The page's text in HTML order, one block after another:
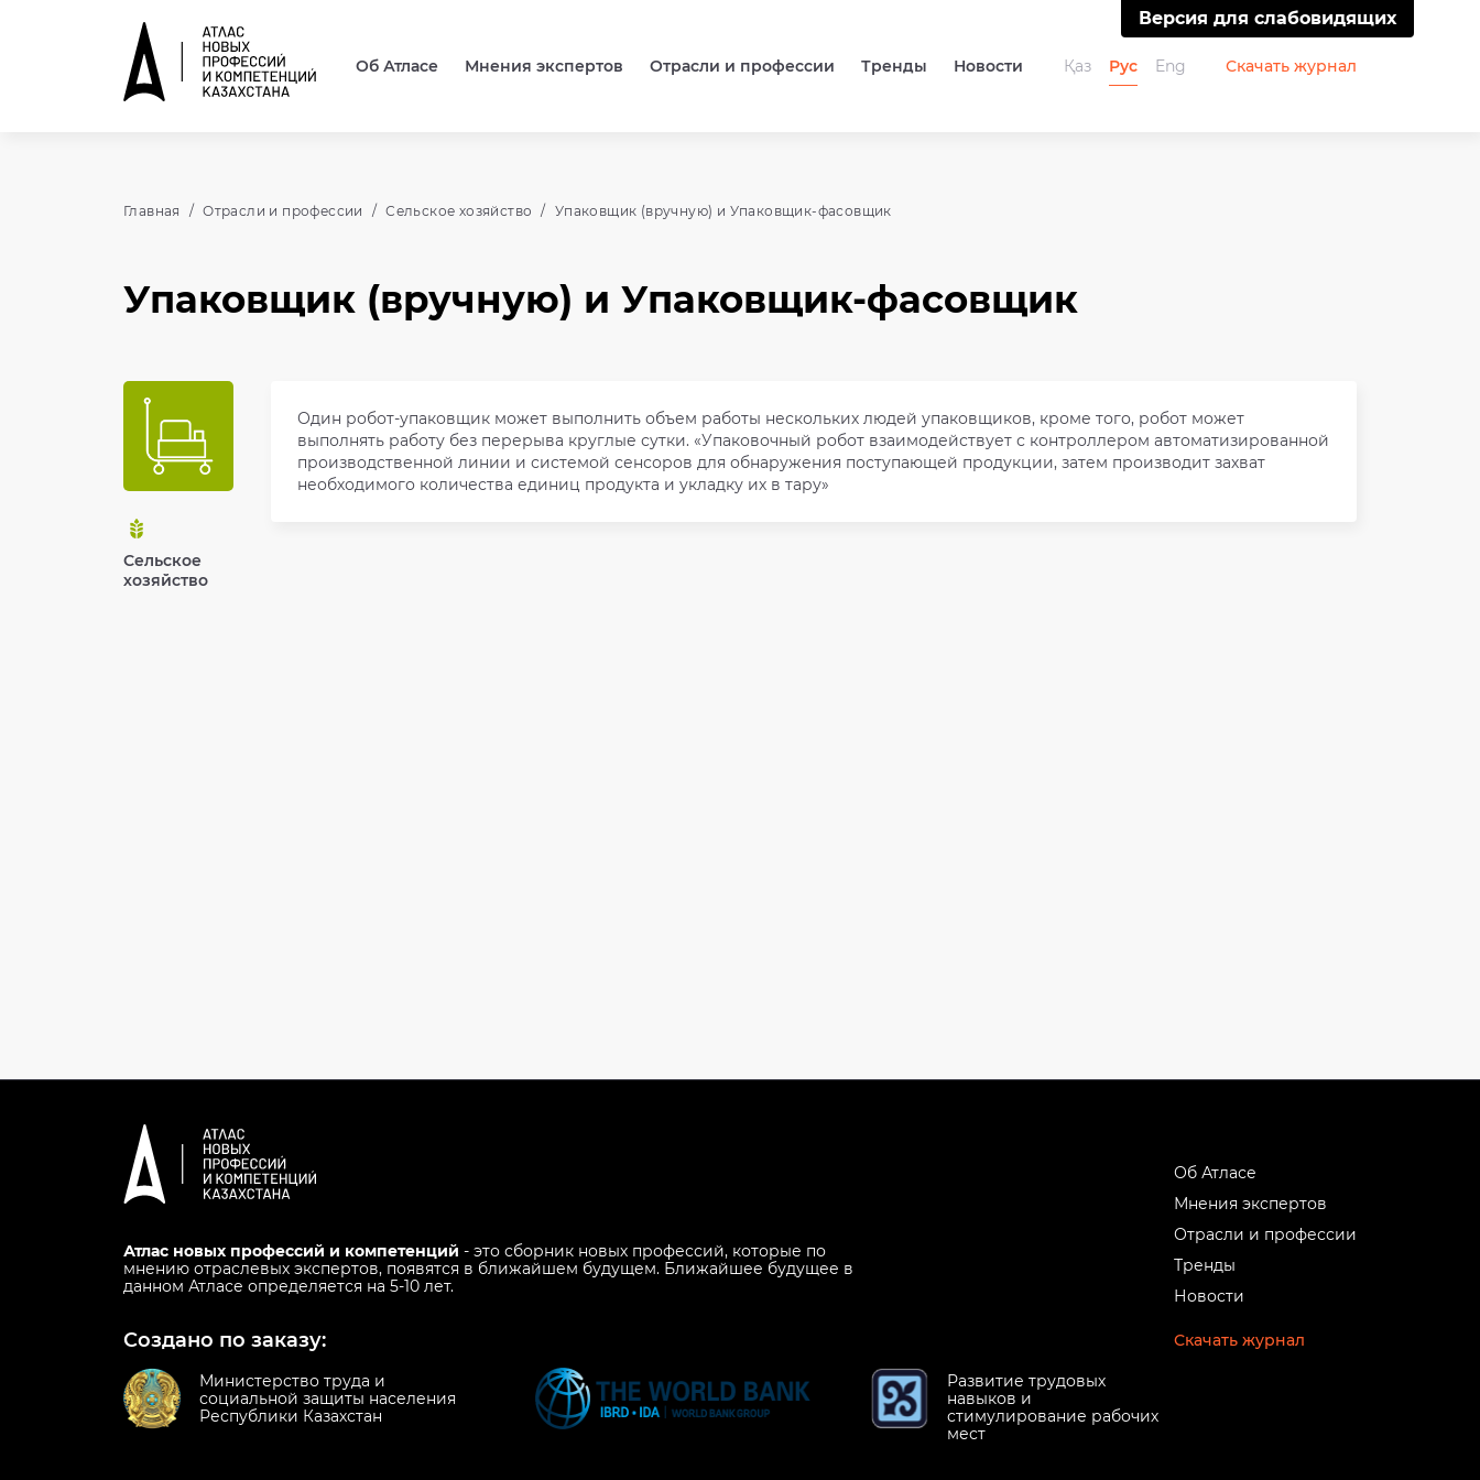
Об Атласе Мнения экспертов Отрасли и профессии Тренды Новости Қаз Рус Eng
Версия для слабовидящих
Скачать журнал
Главная Отрасли и профессии Сельское хозяйство Упаковщик (вручную) и Упаковщик-фасовщик
Упаковщик (вручную) и Упаковщик-фасовщик
Сельское
хозяйство
Один робот-упаковщик может выполнить объем работы нескольких людей упаковщиков, кроме того, робот может
выполнять работу без перерыва круглые сутки. «Упаковочный робот взаимодействует с контроллером автоматизированной
производственной линии и системой сенсоров для обнаружения поступающей продукции, затем производит захват
необходимого количества единиц продукта и укладку их в тару»
Атлас новых профессий и компетенций - это сборник новых профессий, которые по
мнению отраслевых экспертов, появятся в ближайшем будущем. Ближайшее будущее в
данном Атласе определяется на 5-10 лет.
Создано по заказу:
Министерство труда и
социальной защиты населения
Республики Казахстан
Развитие трудовых
навыков и
стимулирование рабочих
мест
Об Атласе
Мнения экспертов
Отрасли и профессии
Тренды
Новости
Скачать журнал